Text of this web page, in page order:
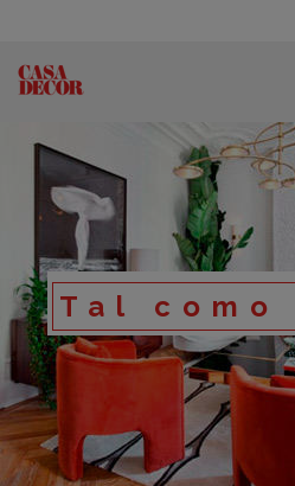
Tal como